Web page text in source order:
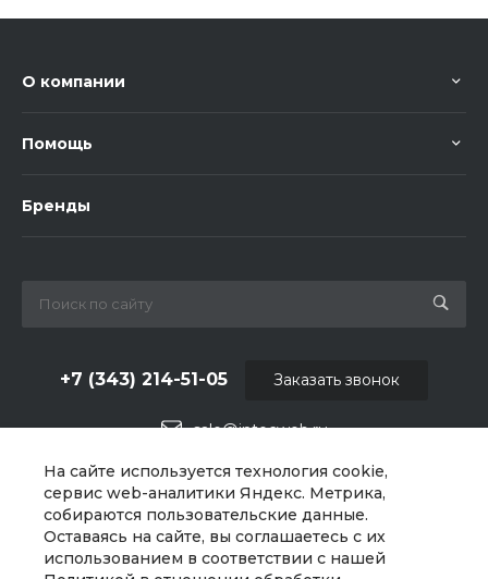
На сайте используется технология cookie,
сервис web-аналитики Яндекс. Метрика,
собираются пользовательские данные.
Оставаясь на сайте, вы соглашаетесь с их
использованием в соответствии с нашей
О компании
Помощь
Бренды
sale@intecweb.ru
+7 (343) 214-51-05
г. Екатеринбург, Варшавское ш., 159, оф 206
Заказать звонок